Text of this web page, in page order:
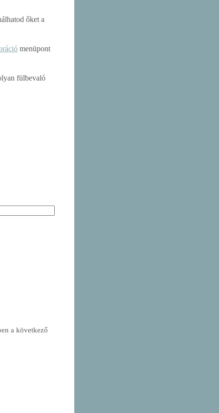
őket a
menüpont
fülbevaló
a következő